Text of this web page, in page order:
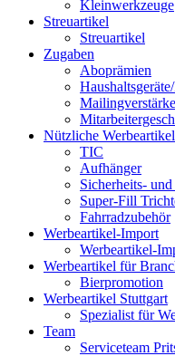
Kleinwerkzeuge
Streuartikel
Streuartikel
Zugaben
Aboprämien
Nützliche Werbeartikel
TIC
Aufhänger
Sicherheits-
Super-Fill
Fahrradzubehör
Werbeartikel-Import
Werbeartikel-
Werbeartikel für
Bierpromotion
Werbeartikel Stuttgart
Spezialist für
Team
Serviceteam